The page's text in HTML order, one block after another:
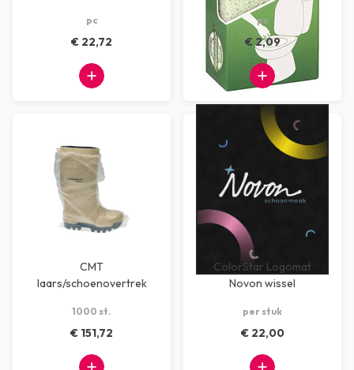
pc
€ 22,72
pc
€ 2,09
CMT
laars/schoenovertrek
geruwd Transp
1000 st.
€ 151,72
ColorStar Logomat
Novon wissel
per stuk
€ 22,00